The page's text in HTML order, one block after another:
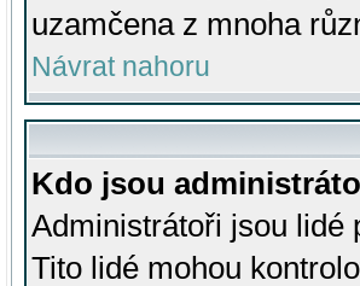
uzamčena z mnoha
Návrat nahoru
Kdo jsou
Administrátoři jsou lidé
Tito lidé mohou